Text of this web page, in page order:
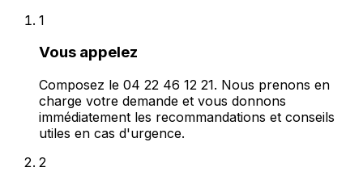
1
Vous appelez
Composez le 04 22 46 12 21. Nous prenons en
charge votre demande et vous donnons
immédiatement les recommandations et conseils
utiles en cas d'urgence.
2